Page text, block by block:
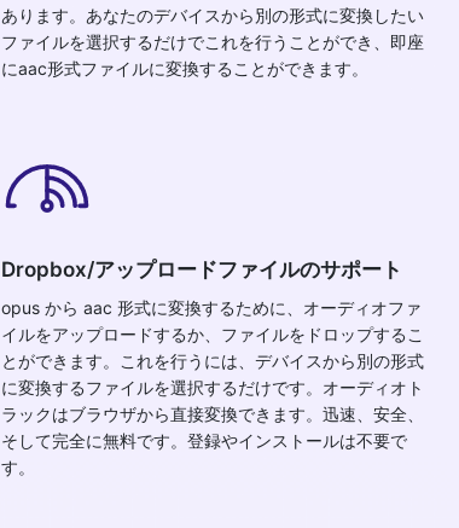
あります。あなたのデバイスから別の形式に変換したい
ファイルを選択するだけでこれを行うことができ、即座
にaac形式ファイルに変換することができます。
Dropbox/アップロードファイルのサポート
opus から aac 形式に変換するために、オーディオファ
イルをアップロードするか、ファイルをドロップするこ
とができます。これを行うには、デバイスから別の形式
に変換するファイルを選択するだけです。オーディオト
ラックはブラウザから直接変換できます。迅速、安全、
そして完全に無料です。登録やインストールは不要で
す。